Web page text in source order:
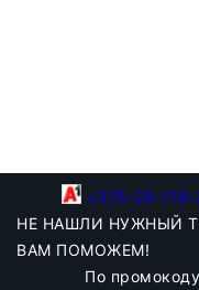
+375-29-
НЕ НАШЛИ НУЖНЫЙ
ВАМ ПОМОЖЕМ!
По